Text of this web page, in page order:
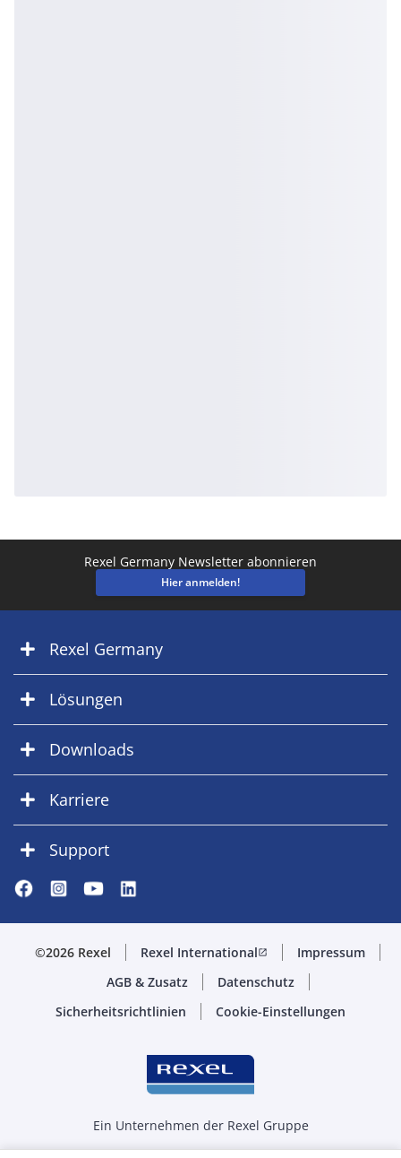
Rexel Germany Newsletter abonnieren
Hier anmelden!
Rexel Germany
Lösungen
Downloads
Karriere
Support
©2026 Rexel Rexel Internationalopen_in_new
Impressum
AGB & Zusatz
Datenschutz
Sicherheitsrichtlinien
Cookie-Einstellungen
Ein Unternehmen der Rexel Gruppe